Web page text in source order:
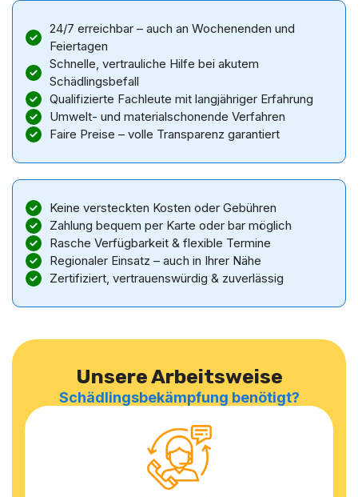
24/7 erreichbar – auch an Wochenenden und
Feiertagen
Schnelle, vertrauliche Hilfe bei akutem
Schädlingsbefall
Qualifizierte Fachleute mit langjähriger Erfahrung
Umwelt- und materialschonende Verfahren
Faire Preise – volle Transparenz garantiert
Keine versteckten Kosten oder Gebühren
Zahlung bequem per Karte oder bar möglich
Rasche Verfügbarkeit & flexible Termine
Regionaler Einsatz – auch in Ihrer Nähe
Zertifiziert, vertrauenswürdig & zuverlässig
Unsere Arbeitsweise
Schädlingsbekämpfung benötigt?